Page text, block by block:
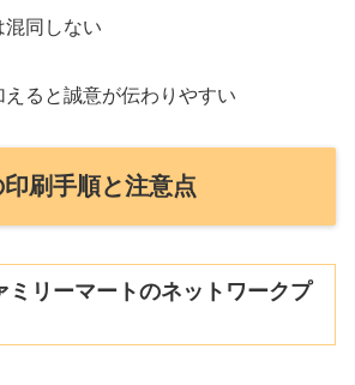
混同しない
ると誠意が伝わりやすい
刷手順と注意点
ミリーマートのネットワークプ